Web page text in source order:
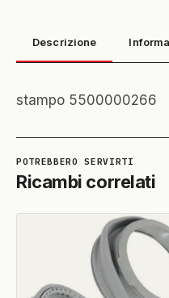
Descrizione
stampo 5500000266
Ricambi correlati